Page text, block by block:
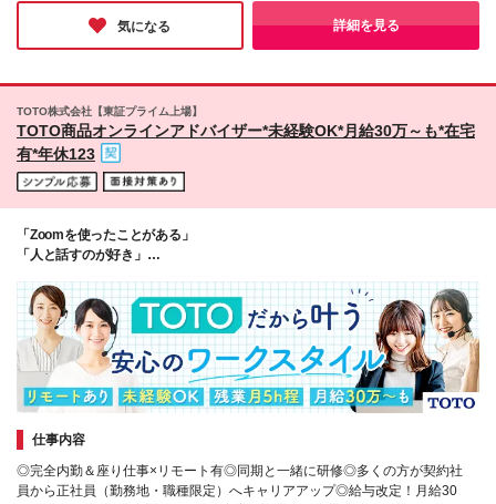
理」「新人教育」などの経験をお持ちの方は より高
い金額からのスタートも可能です！
※(変更の範囲)上記を除く当社関連勤務地
気になる 詳細を見る
TOTO株式会社【東証プライム上場】
TOTO商品オンラインアドバイザー*未経験OK*月給30万～も*在宅
有*年休123
「Zoomを使ったことがある」
「人と話すのが好き」
仕事内容
◎完全内勤＆座り仕事×リモート有◎同期と一緒に研修◎多くの方が契約社
員から正社員（勤務地・職種限定）へキャリアアップ◎給与改定！月給30